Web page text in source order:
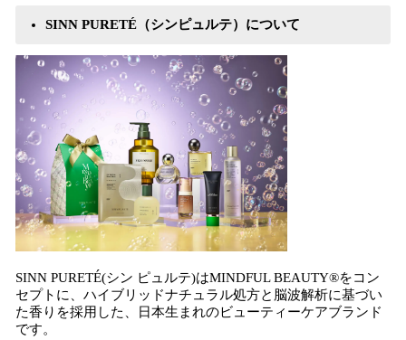
SINN PURETÉ（シンピュルテ）について
SINN PURETÉ(シン ピュルテ)はMINDFUL BEAUTY®をコン
セプトに、ハイブリッドナチュラル処方と脳波解析に基づい
た香りを採用した、日本生まれのビューティーケアブランド
です。